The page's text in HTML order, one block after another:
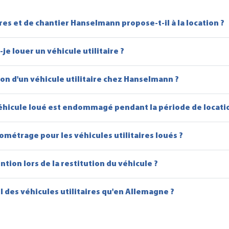
et de chantier Hanselmann propose-t-il à la location ?
je louer un véhicule utilitaire ?
d'un véhicule utilitaire chez Hanselmann ?
loué est endommagé pendant la période de
pour les véhicules utilitaires loués ?
lors de la restitution du véhicule ?
des véhicules utilitaires qu'en Allemagne ?